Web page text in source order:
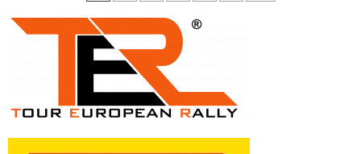
numerācija
pēc
lappusēm